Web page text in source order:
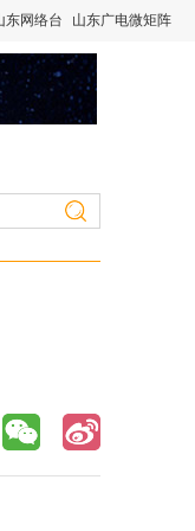
东网络台 山东广电微矩阵